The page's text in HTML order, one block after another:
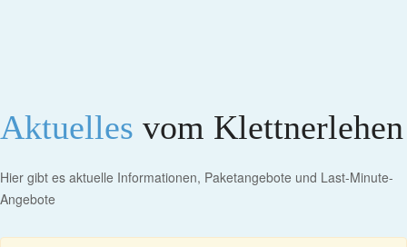
Aktuelles vom Klettnerlehen
Hier gibt es aktuelle Informationen, Paketangebote und Last-Minute-
Angebote